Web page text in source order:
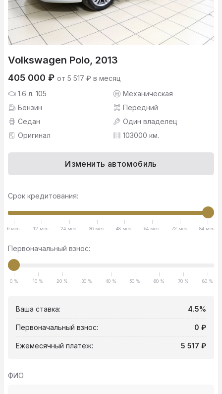
Volkswagen Polo, 2013
405 000 ₽ от 5 517 ₽ в месяц
1.6 л. 105
Механическая
Бензин
Передний
Седан
Один владелец
Оригинал
103000 км.
Изменить автомобиль
Срок кредитования:
6 мес. 12 мес. 24 мес. 36 мес. 48 мес. 64 мес. 72 мес. 84 мес.
Первоначальный взнос:
0 % 10 % 20 % 30 % 40 % 50 % 60 % 70 % 80 %
Ваша ставка: 4.5%
Первоначальный взнос: 0 ₽
Ежемесячный платеж: 5 517 ₽
ФИО